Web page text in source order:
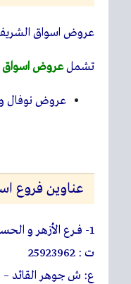
عروض اسواق الشريف
تشملعروض اسواق
عروض نوفال
عناوين فروع
1- فــرع الأزهر و الحسين
ت : 25923962
ع: ش جوهر القائد –